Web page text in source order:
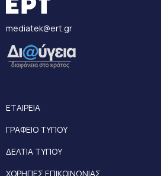
mediatek@ert.gr
ΕΤΑΙΡΕΙΑ
ΓΡΑΦΕΙΟ ΤΥΠΟΥ
ΔΕΛΤΙΑ ΤΥΠΟΥ
ΧΟΡΗΓΙΕΣ ΕΠΙΚΟΙΝΩΝΙΑΣ